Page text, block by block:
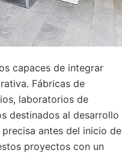
capaces de integrar
Fábricas de
laboratorios de
destinados al desarrollo
antes del inicio de
proyectos con un